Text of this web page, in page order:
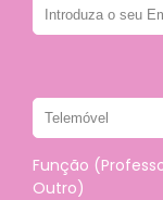
Função
Outro)